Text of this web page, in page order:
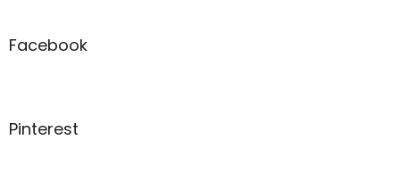
aFacebook
Pinterest